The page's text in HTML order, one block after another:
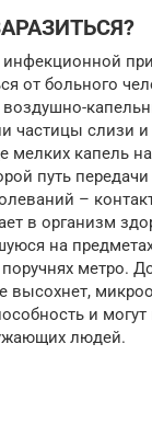
от больного
частицы слизи
мелких капель
путь
–
в организм
на
метро.
высохнет,
и могут
людей.